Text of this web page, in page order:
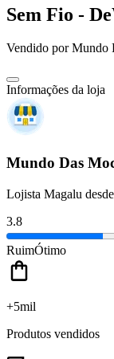
Sem Fio -
Vendido porMundo
Informações da loja
Mundo Das
Lojista Magalu
3.8
RuimÓtimo
+5mil
Produtos vendidos